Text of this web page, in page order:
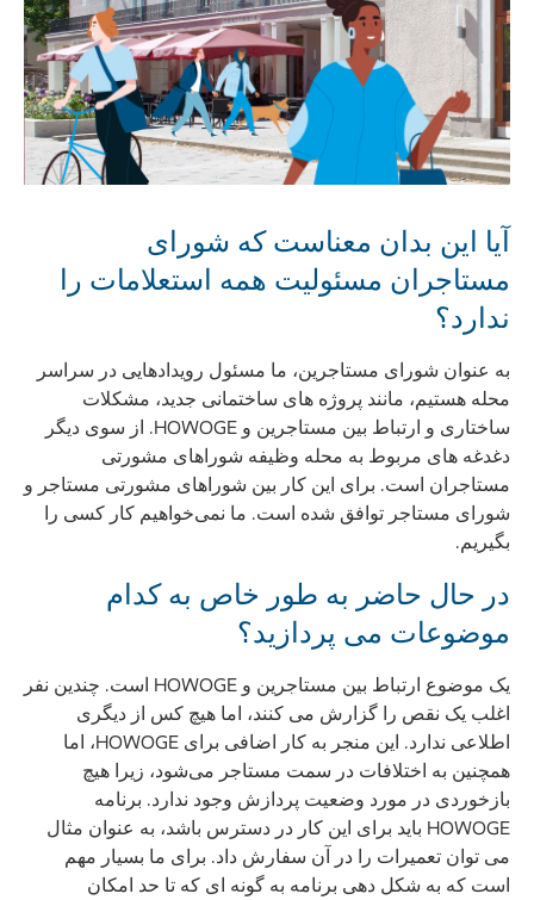
آیا این بدان معناست که شورای
مستاجران مسئولیت همه استعلامات را
ندارد؟
به عنوان شورای مستاجرین، ما مسئول رویدادهایی در سراسر
محله هستیم، مانند پروژه های ساختمانی جدید، مشکلات
ساختاری و ارتباط بین مستاجرین و HOWOGE. از سوی دیگر
دغدغه های مربوط به محله وظیفه شوراهای مشورتی
مستاجران است. برای این کار بین شوراهای مشورتی مستاجر و
شورای مستاجر توافق شده است. ما نمی‌خواهیم کار کسی را
بگیریم.
در حال حاضر به طور خاص به کدام
موضوعات می پردازید؟
یک موضوع ارتباط بین مستاجرین و HOWOGE است. چندین نفر
اغلب یک نقص را گزارش می کنند، اما هیچ کس از دیگری
اطلاعی ندارد. این منجر به کار اضافی برای HOWOGE، اما
همچنین به اختلافات در سمت مستاجر می‌شود، زیرا هیچ
بازخوردی در مورد وضعیت پردازش وجود ندارد. برنامه
HOWOGE باید برای این کار در دسترس باشد، به عنوان مثال
می توان تعمیرات را در آن سفارش داد. برای ما بسیار مهم
است که به شکل دهی برنامه به گونه ای که تا حد امکان